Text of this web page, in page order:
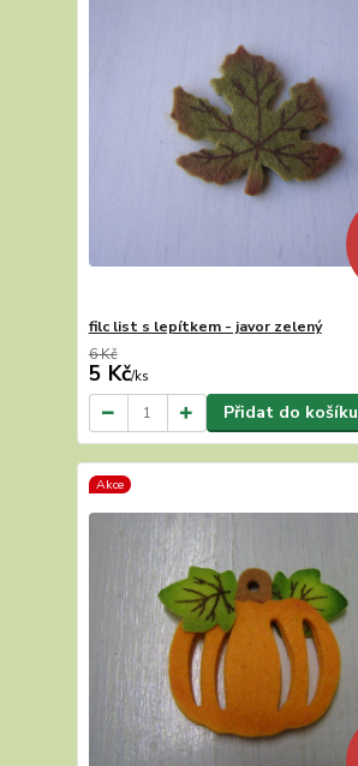
filc list s lepítkem - javor zelený
6 Kč
5 Kč/ks
Přidat do košíku
Akce